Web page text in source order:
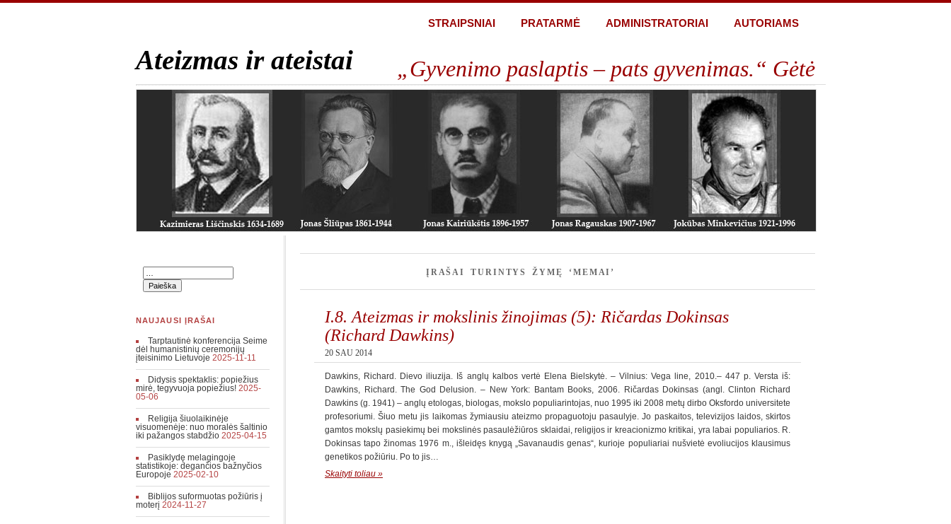
STRAIPSNIAI PRATARMĖ ADMINISTRATORIAI AUTORIAMS
Ateizmas ir ateistai „Gyvenimo paslaptis – pats gyvenimas.“ Gėtė
ĮRAŠAI TURINTYS ŽYMĘ ‘MEMAI’
I.8. Ateizmas ir mokslinis žinojimas (5): Ričardas Dokinsas
(Richard Dawkins)
20 SAU 2014
Dawkins, Richard. Dievo iliuzija. Iš anglų kalbos vertė Elena Bielskytė. – Vilnius: Vega line, 2010.– 447 p. Versta iš:
Dawkins, Richard. The God Delusion. – New York: Bantam Books, 2006. Ričardas Dokinsas (angl. Clinton Richard
Dawkins (g. 1941) – anglų etologas, biologas, mokslo populiarintojas, nuo 1995 iki 2008 metų dirbo Oksfordo universitete
profesoriumi. Šiuo metu jis laikomas žymiausiu ateizmo propaguotoju pasaulyje. Jo paskaitos, televizijos laidos, skirtos
gamtos mokslų pasiekimų bei mokslinės pasaulėžiūros sklaidai, religijos ir kreacionizmo kritikai, yra labai populiarios. R.
Dokinsas tapo žinomas 1976 m., išleidęs knygą „Savanaudis genas“, kurioje populiariai nušvietė evoliucijos klausimus
genetikos požiūriu. Po to jis…
Skaityti toliau »
NAUJAUSI ĮRAŠAI
Tarptautinė konferencija Seime
dėl humanistinių ceremonijų
įteisinimo Lietuvoje 2025-11-11
Didysis spektaklis: popiežius
mirė, tegyvuoja popiežius! 2025-
05-06
Religija šiuolaikinėje
visuomenėje: nuo moralės šaltinio
iki pažangos stabdžio 2025-04-15
Pasiklydę melagingoje
statistikoje: degančios bažnyčios
Europoje 2025-02-10
Biblijos suformuotas požiūris į
moterį 2024-11-27